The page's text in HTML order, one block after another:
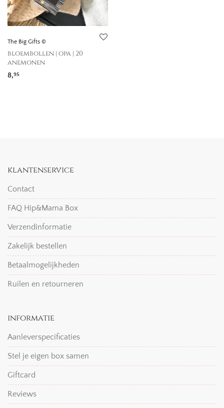
The Big Gifts ©
bloembollen | opa | 20
anemonen
8,95
klantenservice
Contact
FAQ Hip&Mama Box
Verzendinformatie
Zakelijk bestellen
Betaalmogelijkheden
Ruilen en retourneren
informatie
Aanleverspecificaties
Stel je eigen box samen
Giftcard
Reviews